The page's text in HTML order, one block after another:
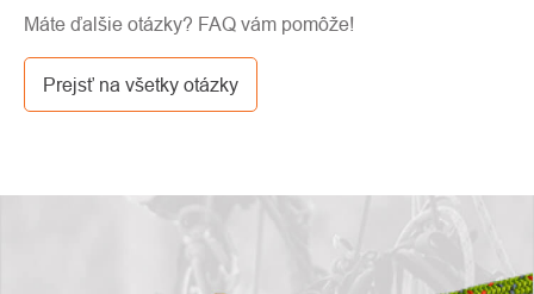
info@pavouci.cz.
cez GLS. Cena tejto dopravy je podľa kalkulácie od
dopravcu.
Máte ďalšie otázky? FAQ vám pomôže!
Prejsť na všetky otázky